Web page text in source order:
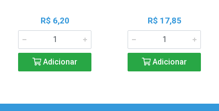
R$ 6,20
Adicionar
R$ 17,85
Adicionar